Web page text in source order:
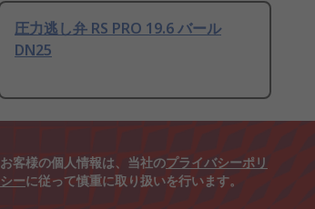
圧力逃し弁 RS PRO 19.6 バール
DN25
お客様の個人情報は、当社のプライバシーポリ
シーに従って慎重に取り扱いを行います。